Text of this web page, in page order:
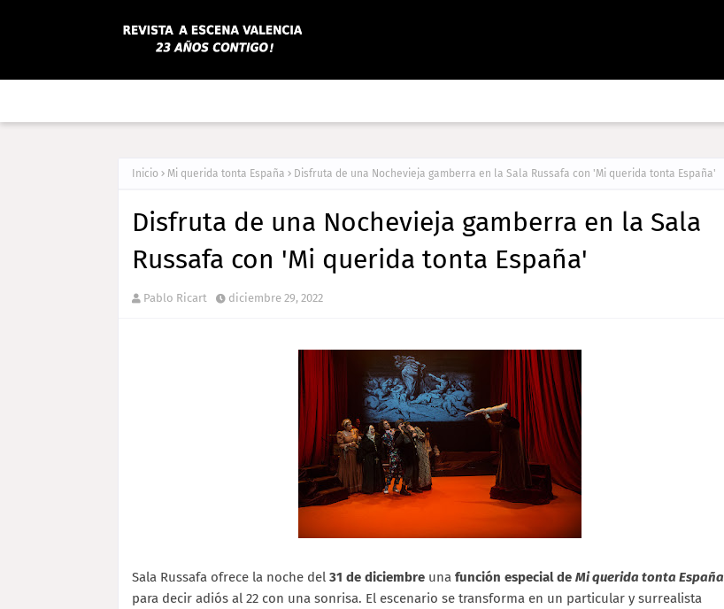
Inicio Mi querida tonta España Disfruta de una Nochevieja gamberra en la Sala Russafa con 'Mi querida tonta España'
Disfruta de una Nochevieja gamberra en la Sala
Russafa con 'Mi querida tonta España'
Pablo Ricart diciembre 29, 2022
Sala Russafa ofrece la noche del 31 de diciembre una función especial de Mi querida tonta España
para decir adiós al 22 con una sonrisa. El escenario se transforma en un particular y surrealista